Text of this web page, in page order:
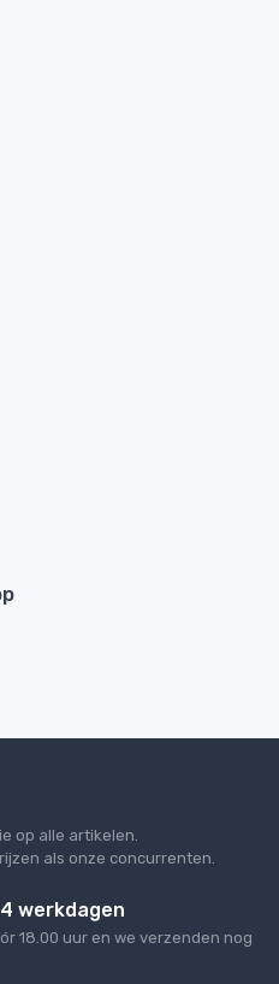
op alle artikelen.
als onze concurrenten.
werkdagen
18.00 uur en we verzenden nog